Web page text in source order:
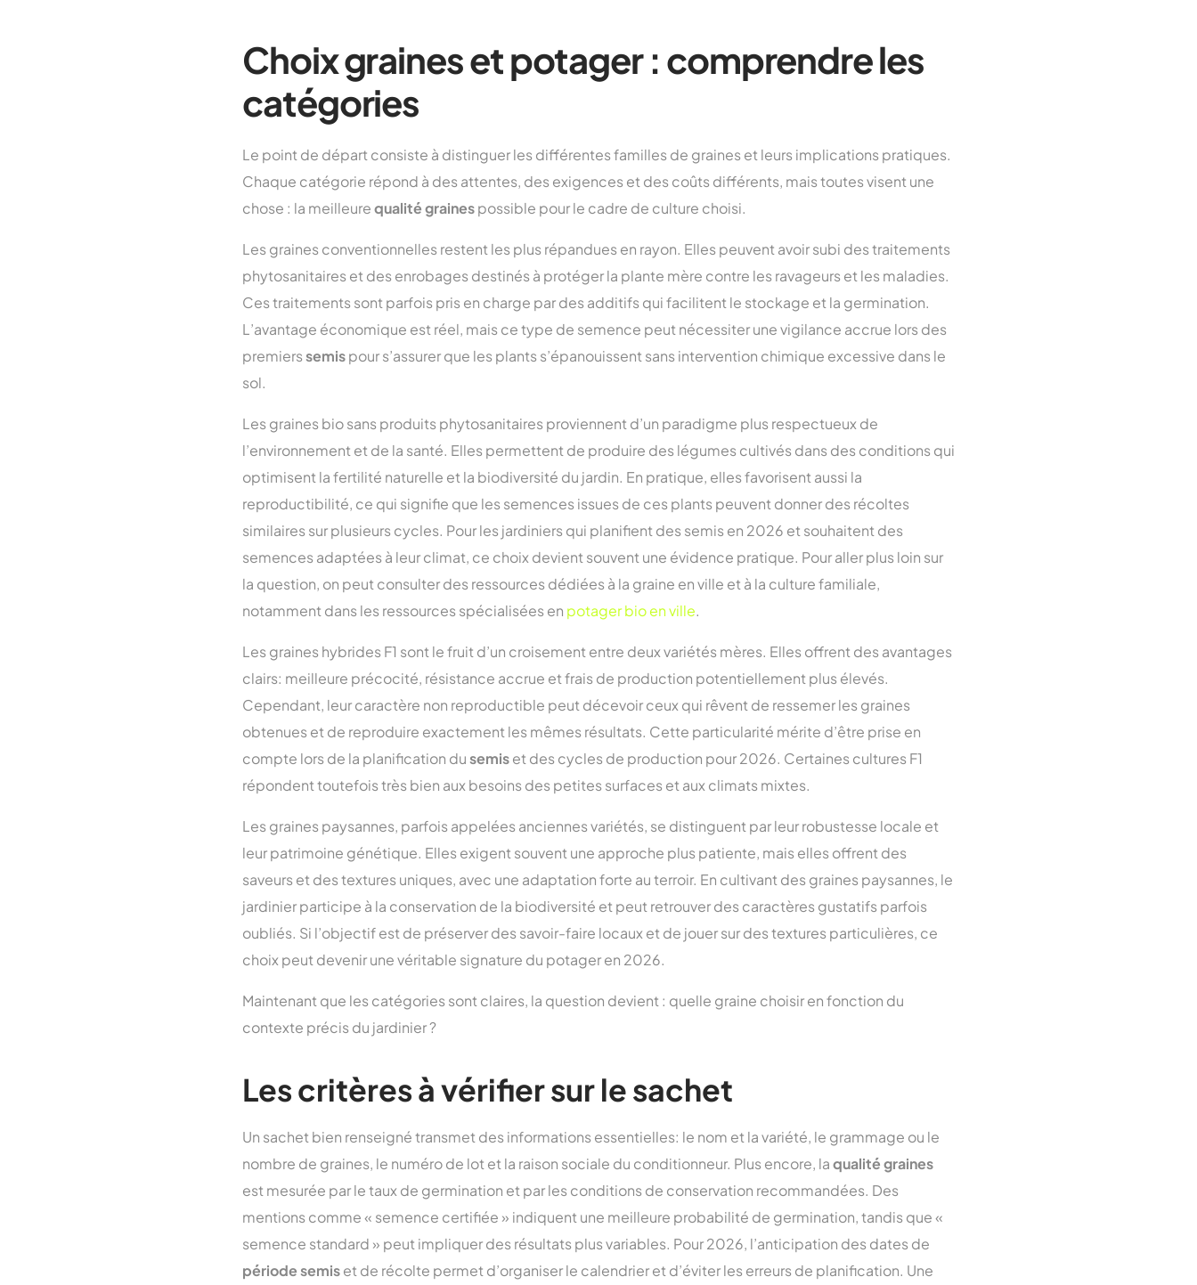
Choix graines et potager : comprendre les
catégories
Le point de départ consiste à distinguer les différentes familles de graines et leurs implications pratiques.
Chaque catégorie répond à des attentes, des exigences et des coûts différents, mais toutes visent une
chose : la meilleurequalité grainespossible pour le cadre de culture choisi.
Les graines conventionnelles restent les plus répandues en rayon. Elles peuvent avoir subi des traitements
phytosanitaires et des enrobages destinés à protéger la plante mère contre les ravageurs et les maladies.
Ces traitements sont parfois pris en charge par des additifs qui facilitent le stockage et la germination.
L’avantage économique est réel, mais ce type de semence peut nécessiter une vigilance accrue lors des
premierssemispour s’assurer que les plants s’épanouissent sans intervention chimique excessive dans le
sol.
Les graines bio sans produits phytosanitaires proviennent d’un paradigme plus respectueux de
l’environnement et de la santé. Elles permettent de produire des légumes cultivés dans des conditions qui
optimisent la fertilité naturelle et la biodiversité du jardin. En pratique, elles favorisent aussi la
reproductibilité, ce qui signifie que les semences issues de ces plants peuvent donner des récoltes
similaires sur plusieurs cycles. Pour les jardiniers qui planifient des semis en 2026 et souhaitent des
semences adaptées à leur climat, ce choix devient souvent une évidence pratique. Pour aller plus loin sur
la question, on peut consulter des ressources dédiées à la graine en ville et à la culture familiale,
notamment dans les ressources spécialisées en potager bio en ville.
Les graines hybrides F1 sont le fruit d’un croisement entre deux variétés mères. Elles offrent des avantages
clairs: meilleure précocité, résistance accrue et frais de production potentiellement plus élevés.
Cependant, leur caractère non reproductible peut décevoir ceux qui rêvent de ressemer les graines
obtenues et de reproduire exactement les mêmes résultats. Cette particularité mérite d’être prise en
compte lors de la planification dusemiset des cycles de production pour 2026. Certaines cultures F1
répondent toutefois très bien aux besoins des petites surfaces et aux climats mixtes.
Les graines paysannes, parfois appelées anciennes variétés, se distinguent par leur robustesse locale et
leur patrimoine génétique. Elles exigent souvent une approche plus patiente, mais elles offrent des
saveurs et des textures uniques, avec une adaptation forte au terroir. En cultivant des graines paysannes, le
jardinier participe à la conservation de la biodiversité et peut retrouver des caractères gustatifs parfois
oubliés. Si l’objectif est de préserver des savoir-faire locaux et de jouer sur des textures particulières, ce
choix peut devenir une véritable signature du potager en 2026.
Maintenant que les catégories sont claires, la question devient : quelle graine choisir en fonction du
contexte précis du jardinier ?
Les critères à vérifier sur le sachet
Un sachet bien renseigné transmet des informations essentielles: le nom et la variété, le grammage ou le
nombre de graines, le numéro de lot et la raison sociale du conditionneur. Plus encore, laqualité graines
est mesurée par le taux de germination et par les conditions de conservation recommandées. Des
mentions comme « semence certifiée » indiquent une meilleure probabilité de germination, tandis que «
semence standard » peut impliquer des résultats plus variables. Pour 2026, l’anticipation des dates de
période semiset de récolte permet d’organiser le calendrier et d’éviter les erreurs de planification. Une